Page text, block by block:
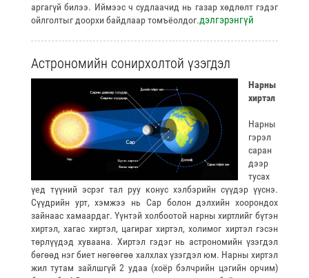
аргагүй билээ. Иймээс ч судлаачид нь газар хөдлөлт гэдэг
ойлголтыг доорхи байдлаар томъёолдог.дэлгэрэнгүй
Астрономийн сонирхолтой үзэгдэл
Нарны
хиртэл
Нарны
гэрэл
саран
дээр
тусах
үед түүний эсрэг тал руу конус хэлбэрийн сүүдэр үүснэ.
Сүүдрийн урт, хэмжээ нь Сар болон дэлхийн хоорондох
зайнаас хамаардаг. Үүнтэй холбоотой нарны хиртлийг бүтэн
хиртэл, хагас хиртэл, цагираг хиртэл, холимог хиртэл гэсэн
төрлүүдэд хуваана. Хиртэл гэдэг нь астрономийн үзэгдэл
бөгөөд нэг биет нөгөөгөө халхлах үзэгдэл юм. Нарны хиртэл
жил тутам зайлшгүй 2 удаа (хоёр бэлчрийн цэгийн орчим)